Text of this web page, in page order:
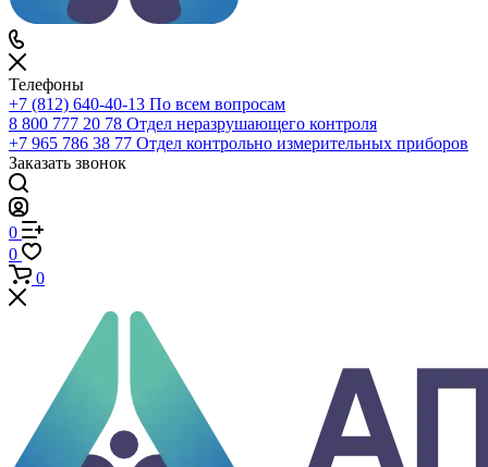
0
Сравнение
0
Телефоны
+7 (812) 640-40-13
По всем вопросам
8 800 777 20 78 Отдел неразрушающего контроля
+7 965 786 38 77
Отдел контрольно измерительных приборов
Заказать звонок